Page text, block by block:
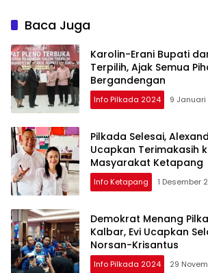
Baca Juga
Karolin-Erani Bupati
Terpilih, Ajak Semua
Bergandengan
Info Pilkada 2024 9 Januari
Pilkada Selesai,
Ucapkan Terimakasih
Masyarakat Ketapang
Info Ketapang 1 Desember
Demokrat Menang
Kalbar, Evi Ucapkan
Norsan-Krisantus
Info Pilkada 2024 29